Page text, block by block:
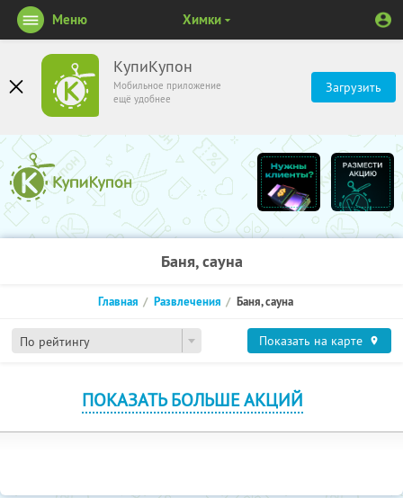
КупиКупон
Мобильное приложение
ещё удобнее
Загрузить
Меню Химки
Баня, сауна
По рейтингу
Главная Развлечения Баня, сауна
Показать на карте
ПОКАЗАТЬ БОЛЬШЕ АКЦИЙ